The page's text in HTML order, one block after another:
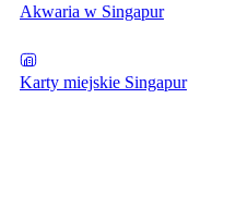
Akwaria w Singapur
Karty miejskie Singapur